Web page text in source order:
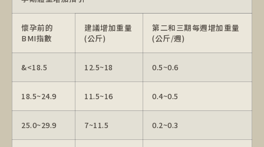
懷孕前的
BMI指數
建議增加重量
(公斤)
第二和三期每週增加重量
(公斤/週)
&<18.5 12.5~18 0.5~0.6
18.5~24.9 11.5~16 0.4~0.5
25.0~29.9 7~11.5 0.2~0.3